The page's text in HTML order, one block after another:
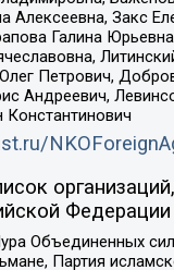
Алексеевна, Закс
Галина
Петрович,
Андреевич,
Константинович
Федерации
Объединенных сил
Партия